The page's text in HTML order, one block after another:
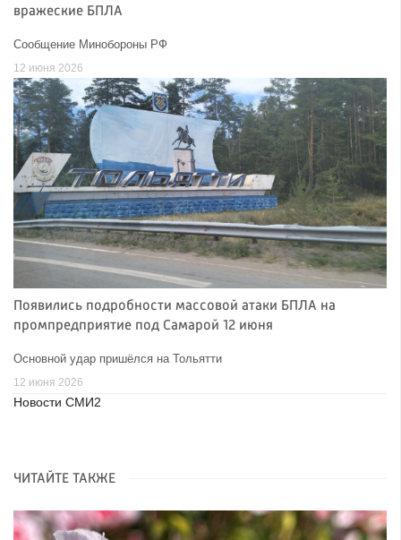
вражеские БПЛА
Сообщение Минобороны РФ
12 июня 2026
Появились подробности массовой атаки БПЛА на
промпредприятие под Самарой 12 июня
Основной удар пришёлся на Тольятти
12 июня 2026
Новости СМИ2
ЧИТАЙТЕ ТАКЖЕ